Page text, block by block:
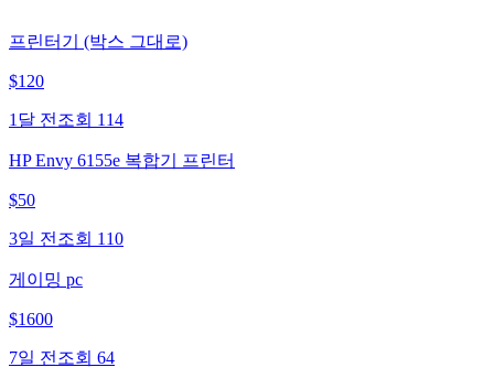
프린터기 (박스 그대로)
$120
1달 전 조회 114
HP Envy 6155e 복합기 프린터
$50
3일 전 조회 110
게이밍 pc
$1600
7일 전 조회 64